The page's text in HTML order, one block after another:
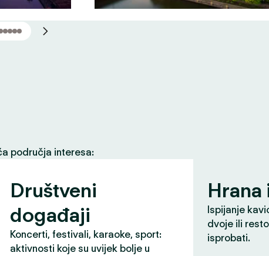
područja interesa:
Društveni
događaji
Koncerti, festivali, karaoke, sport:
aktivnosti koje su uvijek bolje u
Hrana
Ispijanje
dvoje ili
isprobati.